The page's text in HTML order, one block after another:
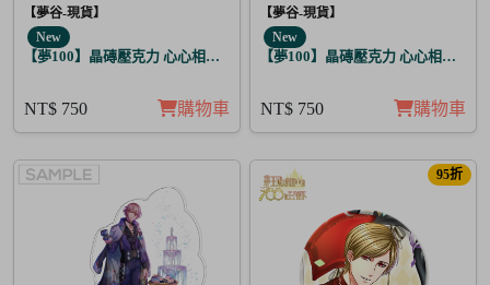
【夢谷-現貨】
New
【夢100】晶磚壓克力 心心相印的聖誕禮物 坤 月覺
NT$ 750 購物車
【夢谷-現貨】
New
【夢100】晶磚壓克力 心心相印的
NT$ 750 購物車
95折